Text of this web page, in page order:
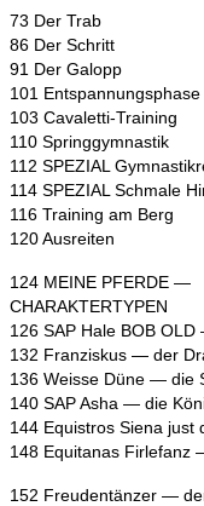
73 Der Trab
86 Der Schritt
91 Der Galopp
101 Entspannungsphase
103 Cavaletti-Training
110 Springgymnastik
112 SPEZIAL
114 SPEZIAL Schmale
116 Training am Berg
120 Ausreiten
124 MEINE PFERDE —
CHARAKTERTYPEN
126 SAP Hale BOB OLD
132 Franziskus — der
136 Weisse Düne — die
140 SAP Asha — die
144 Equistros Siena
148 Equitanas Firlefanz
152 Freudentänzer —